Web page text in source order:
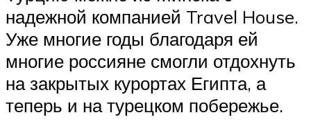
надежной компанией Travel House.
Уже многие годы благодаря ей
многие россияне смогли отдохнуть
на закрытых курортах Египта, а
теперь и на турецком побережье.